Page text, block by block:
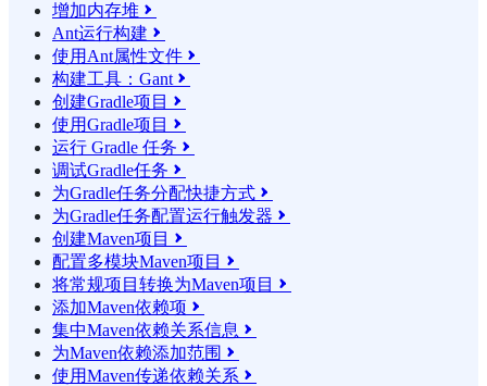
增加内存堆 
Ant运行构建 
使用Ant属性文件 
构建工具：Gant 
创建Gradle项目 
使用Gradle项目 
运行 Gradle 任务 
调试Gradle任务 
为Gradle任务分配快捷方式 
为Gradle任务配置运行触发器 
创建Maven项目 
配置多模块Maven项目 
将常规项目转换为Maven项目 
添加Maven依赖项 
集中Maven依赖关系信息 
为Maven依赖添加范围 
使用Maven传递依赖关系 